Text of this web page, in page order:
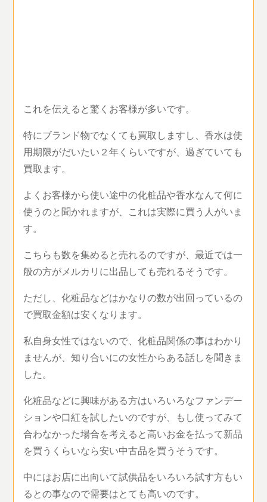
これを伝えると驚くお客様が多いです。
特にブランド物でなくても買取しますし、香水は使
用期限がだいたい２年くらいですが、過ぎていても
買取ます。
よくお客様から使い途中の化粧品や香水なんて何に
使うのと聞かれますが、これは実際に買う人がいま
す。
こちらも数を集めると売れるのですが、最近では一
般の方がメルカリに出品しても売れるそうです。
ただし、化粧品などはかなりの数が出回っているの
で買取金額は安くなります。
私自身女性ではないので、化粧品関係の事はわかり
ませんが、知り合いにの女性からある話しを聞きま
した。
化粧品などに興味がある方はいろいろなファンデー
ションや口紅を試したいのですが、もし使ってみて
合わなかった場合を考えると高いお金を払って新品
を買うくらいなら安い中古品を買うそうです。
中にはお店に出向いて試供品をいろいろ試す方もい
るとの事なので需要はとても高いのです。